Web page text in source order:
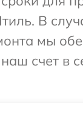
В
мы
счет в